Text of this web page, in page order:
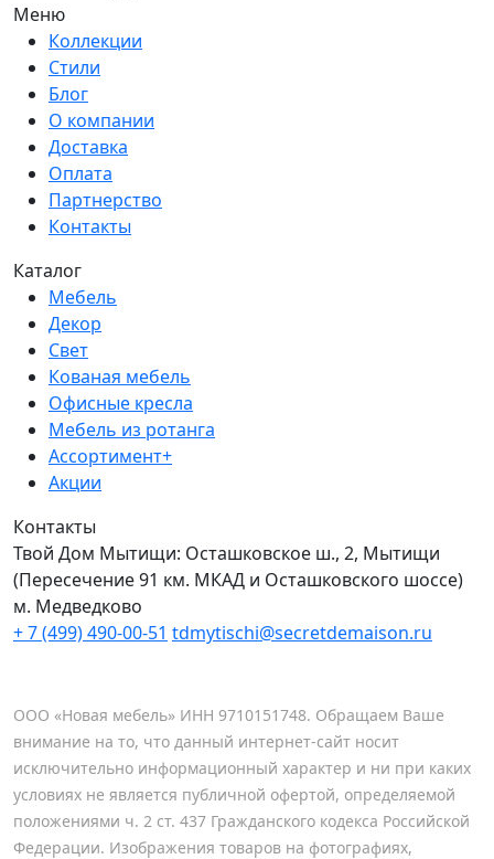
Меню
Коллекции
Стили
Блог
О компании
Доставка
Оплата
Партнерство
Контакты
Каталог
Мебель
Декор
Свет
Кованая мебель
Офисные кресла
Мебель из ротанга
Ассортимент+
Акции
Контакты
Твой Дом Мытищи: Осташковское ш., 2, Мытищи
(Пересечение 91 км. МКАД и Осташковского шоссе)
м. Медведково
+ 7 (499) 490-00-51 tdmytischi@secretdemaison.ru
ООО «Новая мебель» ИНН 9710151748. Обращаем Ваше
внимание на то, что данный интернет-сайт носит
исключительно информационный характер и ни при каких
условиях не является публичной офертой, определяемой
положениями ч. 2 ст. 437 Гражданского кодекса Российской
Федерации. Изображения товаров на фотографиях,